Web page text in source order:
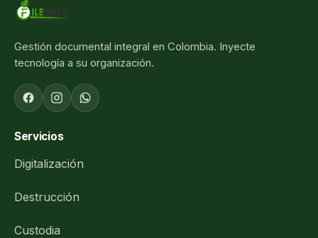
Gestión documental integral en Colombia. Inyecte
tecnología a su organización.
Servicios
Digitalización
Destrucción
Custodia